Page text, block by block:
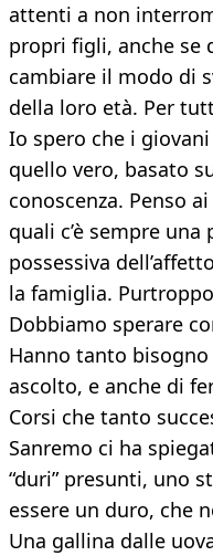
attenti a non
propri figli, anche se
cambiare il modo di
della loro età. Per
Io spero che i
quello vero, basato
conoscenza. Penso
quali c’è sempre
possessiva
la famiglia.
Dobbiamo sperare
Hanno tanto
ascolto, e anche di
Corsi che tanto
Sanremo ci ha
“duri” presunti, uno
essere un duro, che
Una gallina dalle